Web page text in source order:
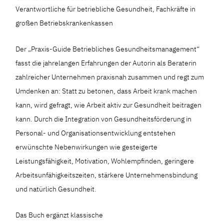
Verantwortliche für betriebliche Gesundheit, Fachkräfte in
großen Betriebskrankenkassen
Der „Praxis-Guide Betriebliches Gesundheitsmanagement“
fasst die jahrelangen Erfahrungen der Autorin als Beraterin
zahlreicher Unternehmen praxisnah zusammen und regt zum
Umdenken an: Statt zu betonen, dass Arbeit krank machen
kann, wird gefragt, wie Arbeit aktiv zur Gesundheit beitragen
kann. Durch die Integration von Gesundheitsförderung in
Personal- und Organisationsentwicklung entstehen
erwünschte Nebenwirkungen wie gesteigerte
Leistungsfähigkeit, Motivation, Wohlempfinden, geringere
Arbeitsunfähigkeitszeiten, stärkere Unternehmensbindung
und natürlich Gesundheit.
Das Buch ergänzt klassische